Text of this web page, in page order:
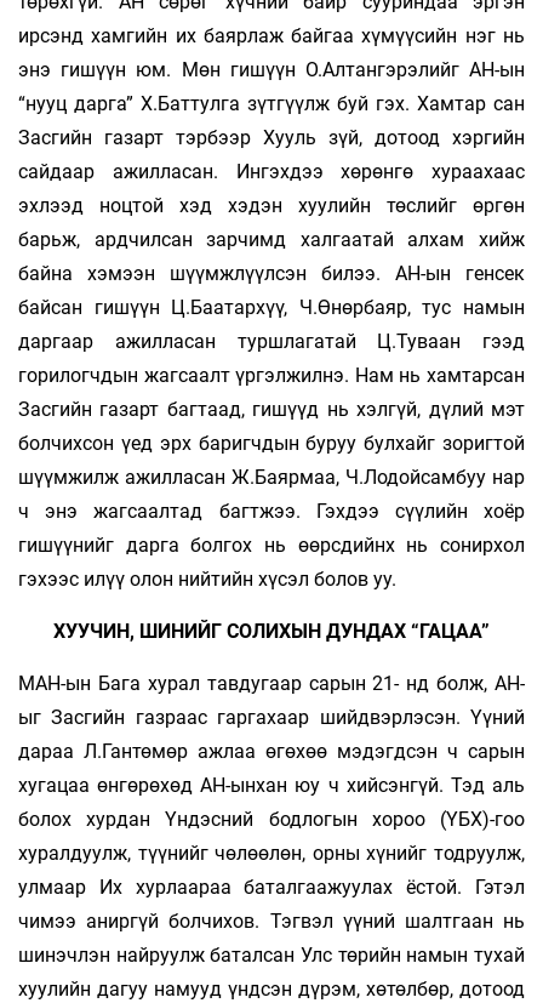
ирсэнд хамгийн их баярлаж байгаа хүмүүсийн нэг нь
энэ гишүүн юм. Мөн гишүүн О.Алтангэрэлийг АН-ын
“нууц дарга” Х.Баттулга зүтгүүлж буй гэх. Хамтар сан
Засгийн газарт тэрбээр Хууль зүй, дотоод хэргийн
сайдаар ажилласан. Ингэхдээ хөрөнгө хураахаас
эхлээд ноцтой хэд хэдэн хуулийн төслийг өргөн
барьж, ардчилсан зарчимд халгаатай алхам хийж
байна хэмээн шүүмжлүүлсэн билээ. АН-ын генсек
байсан гишүүн Ц.Баатархүү, Ч.Өнөрбаяр, тус намын
даргаар ажилласан туршлагатай Ц.Туваан гээд
горилогчдын жагсаалт үргэлжилнэ. Нам нь хамтарсан
Засгийн газарт багтаад, гишүүд нь хэлгүй, дүлий мэт
болчихсон үед эрх баригчдын буруу булхайг зоригтой
шүүмжилж ажилласан Ж.Баярмаа, Ч.Лодойсамбуу нар
ч энэ жагсаалтад багтжээ. Гэхдээ сүүлийн хоёр
гишүүнийг дарга болгох нь өөрсдийнх нь сонирхол
гэхээс илүү олон нийтийн хүсэл болов уу.
ХУУЧИН, ШИНИЙГ СОЛИХЫН ДУНДАХ “ГАЦАА”
МАН-ын Бага хурал тавдугаар сарын 21- нд болж, АН-
ыг Засгийн газраас гаргахаар шийдвэрлэсэн. Үүний
дараа Л.Гантөмөр ажлаа өгөхөө мэдэгдсэн ч сарын
хугацаа өнгөрөхөд АН-ынхан юу ч хийсэнгүй. Тэд аль
болох хурдан Үндэсний бодлогын хороо (ҮБХ)-гоо
хуралдуулж, түүнийг чөлөөлөн, орны хүнийг тодруулж,
улмаар Их хурлаараа баталгаажуулах ёстой. Гэтэл
чимээ аниргүй болчихов. Тэгвэл үүний шалтгаан нь
шинэчлэн найруулж баталсан Улс төрийн намын тухай
хуулийн дагуу намууд үндсэн дүрэм, хөтөлбөр, дотоод